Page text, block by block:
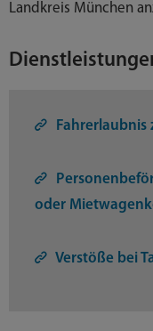
Landkreis München
oder
Verstöße bei